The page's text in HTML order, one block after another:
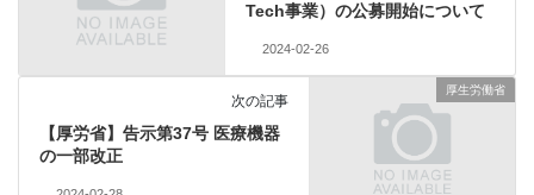
Tech事業）の公募開始について
2024-02-26
厚生労働省
次の記事
【厚労省】告示第37号 医療機器
の一部改正